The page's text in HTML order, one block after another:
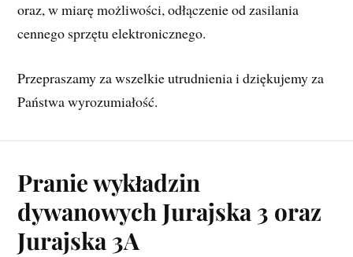
oraz, w miarę możliwości, odłączenie od zasilania
cennego sprzętu elektronicznego.
Przepraszamy za wszelkie utrudnienia i dziękujemy za
Państwa wyrozumiałość.
Pranie wykładzin
dywanowych Jurajska 3 oraz
Jurajska 3A